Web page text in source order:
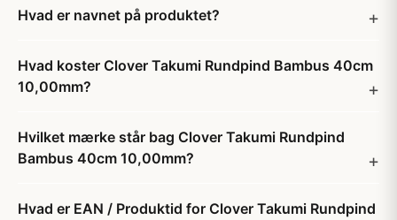
Hvad er navnet på produktet?
Hvad koster Clover Takumi Rundpind Bambus 40cm
10,00mm?
Hvilket mærke står bag Clover Takumi Rundpind
Bambus 40cm 10,00mm?
Hvad er EAN / Produktid for Clover Takumi Rundpind